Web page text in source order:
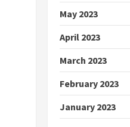
May 2023
April 2023
March 2023
February 2023
January 2023